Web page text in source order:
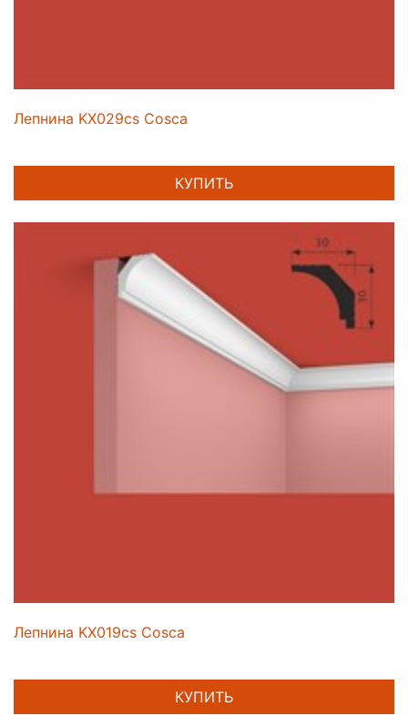
Лепнина KX029cs Cosca
КУПИТЬ
Лепнина KX019cs Cosca
КУПИТЬ